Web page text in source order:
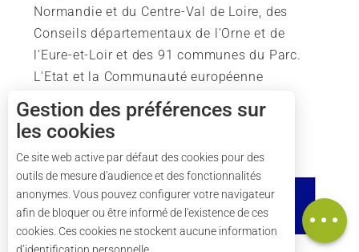
Description
Carte
Normandie et du Centre-Val de Loire, des
Conseils départementaux de l'Orne et de
l'Eure-et-Loir et des 91 communes du Parc.
L'Etat et la Communauté européenne
soutiennent également l'action du Parc.
Gestion des préférences sur
les cookies
Ce site web active par défaut des cookies pour des
outils de mesure d'audience et des fonctionnalités
anonymes. Vous pouvez configurer votre navigateur
afin de bloquer ou être informé de l'existence de ces
cookies. Ces cookies ne stockent aucune information